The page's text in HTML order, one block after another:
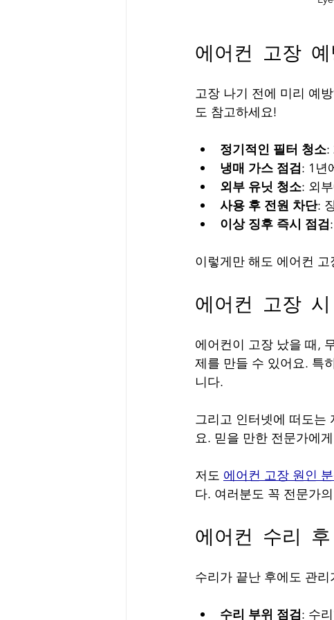
에어컨 고장
고장 나기 전에 미리 예
도 참고하세요!
정기적인 필터 청소:
냉매 가스 점검: 1년
외부 유닛 청소: 외
사용 후 전원 차단:
이상 징후 즉시 점검
이렇게만 해도 에어컨
에어컨 고장
에어컨이 고장 났을 때,
제를 만들 수 있어요. 특
니다.
그리고 인터넷에 떠도는
요. 믿을 만한 전문가에
저도 에어컨 고장 원인
다. 여러분도 꼭 전문가
에어컨 수리
수리가 끝난 후에도 관
수리 부위 점검: 수